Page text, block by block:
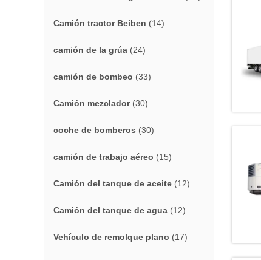
Camión tractor Beiben (14)
camión de la grúa (24)
camión de bombeo (33)
Camión mezclador(30)
coche de bomberos (30)
camión de trabajo aéreo (15)
Camión del tanque de aceite (12)
Camión del tanque de agua (12)
Vehículo de remolque plano (17)